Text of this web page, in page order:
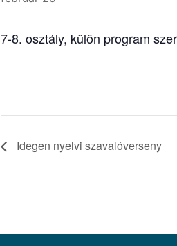
7-8. osztály, külön program
Idegen nyelvi szavalóverseny